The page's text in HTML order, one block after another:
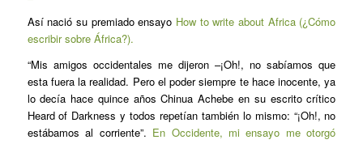
Así nació su premiado ensayo How to write about Africa(¿Cómo
escribir sobre África?).
“Mis amigos occidentales me dijeron –¡Oh!, no sabíamos que
esta fuera la realidad. Pero el poder siempre te hace inocente, ya
lo decía hace quince años Chinua Achebe en su escrito crítico
Heard of Darkness y todos repetían también lo mismo: “¡Oh!, no
estábamos al corriente”. En Occidente, mi ensayo me otorgó